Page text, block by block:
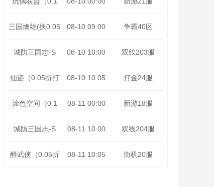
折开局送v10）
三国擒雄(挟0.05
折以令诸侯)
08-10 09:00 争霸40区
城防三国志-S 08-10 10:00 双线203服
仙迹（0.05折打
金免充版）
08-10 10:05 打金24服
涂色空间（0.1
折仙域主宰）
08-11 00:00 新游18服
城防三国志-S 08-11 10:00 双线204服
醉武侠（0.05折 08-11 10:05 街机20服